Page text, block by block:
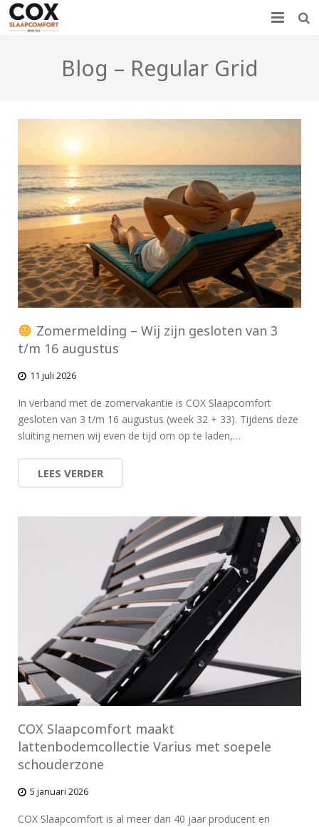
Producten
Showroom
Over COX
Contact
Blog – Regular Grid
Zomermelding – Wij zijn gesloten van 3
t/m 16 augustus
11 juli 2026
In verband met de zomervakantie is COX Slaapcomfort
gesloten van 3 t/m 16 augustus (week 32 + 33). Tijdens deze
sluiting nemen wij even de tijd om op te laden,…
LEES VERDER
COX Slaapcomfort maakt
lattenbodemcollectie Varius met soepele
schouderzone
5 januari 2026
COX Slaapcomfort is al meer dan 40 jaar producent en